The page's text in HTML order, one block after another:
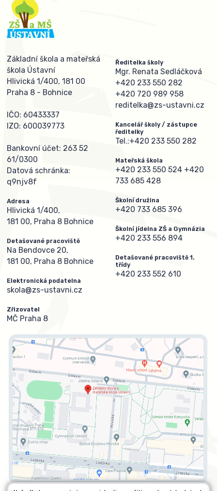
Základní škola a mateřská
škola Ústavní
Hlivická 1/400, 181 00
Praha 8 - Bohnice
IČO: 60433337
IZO: 600039773
Bankovní účet: 263 52
61/0300
Datová schránka:
q9njv8f
Adresa
Hlivická 1/400,
181 00, Praha 8 Bohnice
Detašované pracoviště
Na Bendovce 20,
181 00, Praha 8 Bohnice
Elektronická podatelna
skola@zs-ustavni.cz
Zřizovatel
MČ Praha 8
Ředitelka školy
Mgr. Renata Sedláčková
+420 233 550 282
+420 720 989 958
reditelka@zs-ustavni.cz
Kancelář školy / zástupce
ředitelky
Tel.:+420 233 550 282
Mateřská škola
+420 233 550 524 +420
733 685 428
Školní družina
+420 733 685 396
Školní jídelna ZŠ a Gymnázia
+420 233 556 894
Detašované pracoviště 1.
třídy
+420 233 552 610